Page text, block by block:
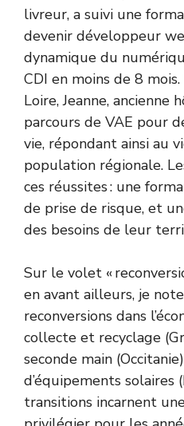
livreur, a suivi une
devenir développeur
dynamique du
CDI en moins de 8
Loire, Jeanne, ancienne
parcours de VAE pour
vie, répondant ainsi au
population régionale.
ces réussites : une
de prise de risque, et
des besoins de leur
Sur le volet «
en avant ailleurs, je
reconversions dans
collecte et recyclage
seconde main
d’équipements solaires
transitions incarnent